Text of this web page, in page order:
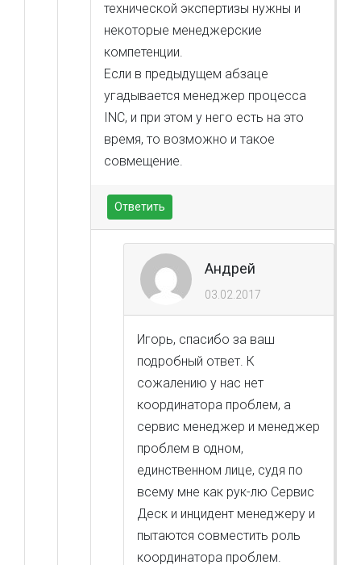
технической экспертизы нужны и
некоторые менеджерские
компетенции.
Если в предыдущем абзаце
угадывается менеджер процесса
INC, и при этом у него есть на это
время, то возможно и такое
совмещение.
Ответить
Андрей
03.02.2017
Игорь, спасибо за ваш
подробный ответ. К
сожалению у нас нет
координатора проблем, а
сервис менеджер и менеджер
проблем в одном,
единственном лице, судя по
всему мне как рук-лю Сервис
Деск и инцидент менеджеру и
пытаются совместить роль
координатора проблем.